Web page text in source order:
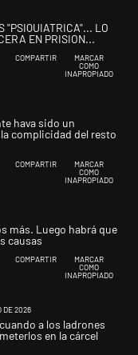
"PSIQUIATRICA"... LO
EN PRISION...
COMPARTIR
MARCAR
COMO
INAPROPIADO
haya sido un
complicidad del resto
COMPARTIR
MARCAR
COMO
INAPROPIADO
más. Luego habrá que
causas
COMPARTIR
MARCAR
COMO
INAPROPIADO
DE 2026
a los ladrones
en la cárcel